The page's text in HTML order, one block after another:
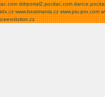
ddrportal2.pocitac.com
www.beatmania.cz www.piu-pro.com